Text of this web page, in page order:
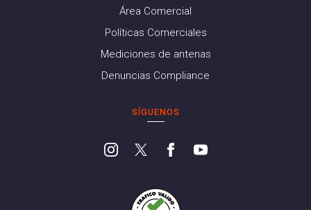
Área Comercial
Políticas Comerciales
Mediciones de antenas
Denuncias Compliance
SÍGUENOS